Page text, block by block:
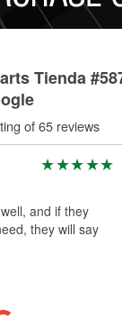
Tienda
of 65 reviews
and if they
they will say